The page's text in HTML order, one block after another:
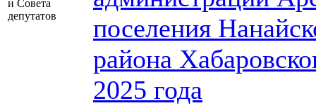
и Совета
депутатов
поселения
района
2025 года